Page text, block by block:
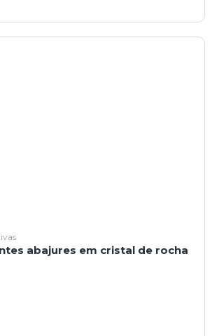
abajures em cristal de rocha